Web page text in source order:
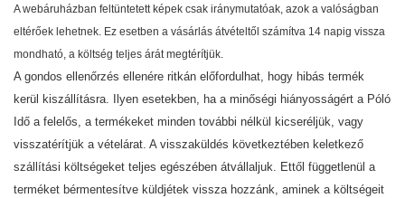
A webáruházban feltüntetett képek csak iránymutatóak, azok a valóságban
eltérőek lehetnek. Ez esetben a vásárlás átvételtől számítva 14 napig vissza
mondható, a költség teljes árát megtérítjük.
A gondos ellenőrzés ellenére ritkán előfordulhat, hogy hibás termék
kerül kiszállításra. Ilyen esetekben, ha a minőségi hiányosságért a Póló
Idő a felelős, a termékeket minden további nélkül kicseréljük, vagy
visszatérítjük a vételárat. A visszaküldés következtében keletkező
szállítási költségeket teljes egészében átvállaljuk. Ettől függetlenül a
terméket bérmentesítve küldjétek vissza hozzánk, aminek a költségeit